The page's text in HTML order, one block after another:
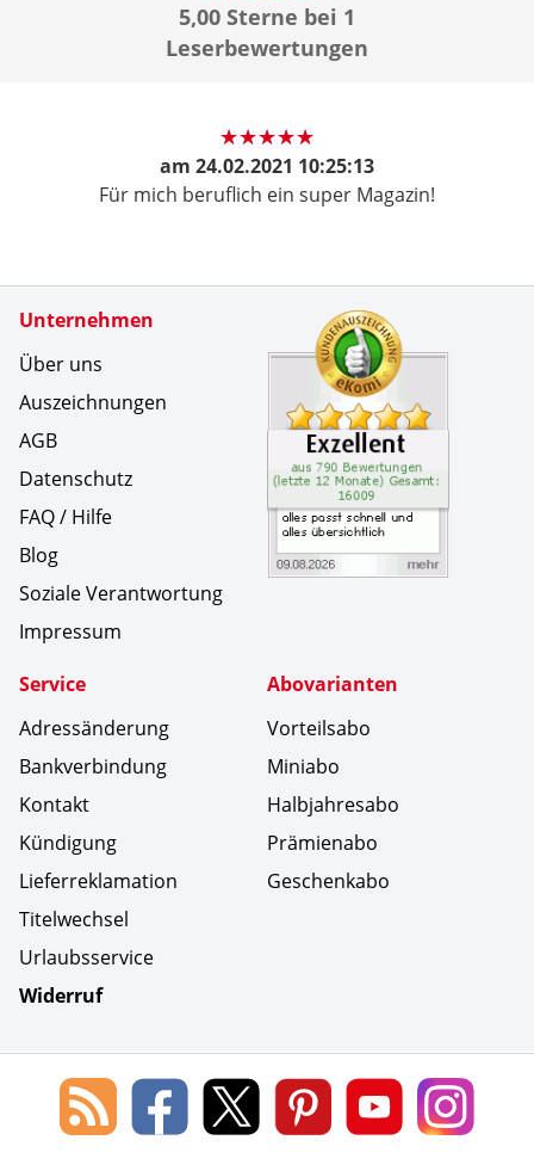
5,00 Sterne bei 1
Leserbewertungen
am 24.02.2021 10:25:13
Für mich beruflich ein super Magazin!
Unternehmen
Über uns
Auszeichnungen
AGB
Datenschutz
FAQ / Hilfe
Blog
Soziale Verantwortung
Impressum
Service
Adressänderung
Bankverbindung
Kontakt
Kündigung
Lieferreklamation
Titelwechsel
Urlaubsservice
Widerruf
Abovarianten
Vorteilsabo
Miniabo
Halbjahresabo
Prämienabo
Geschenkabo
Zertifikate
Social Media
Blog
des
Lorenz
Leserservice
Lorenz
Leserservice
Lorenz
Leserservice
Lorenz
Leserservice
Lorenz